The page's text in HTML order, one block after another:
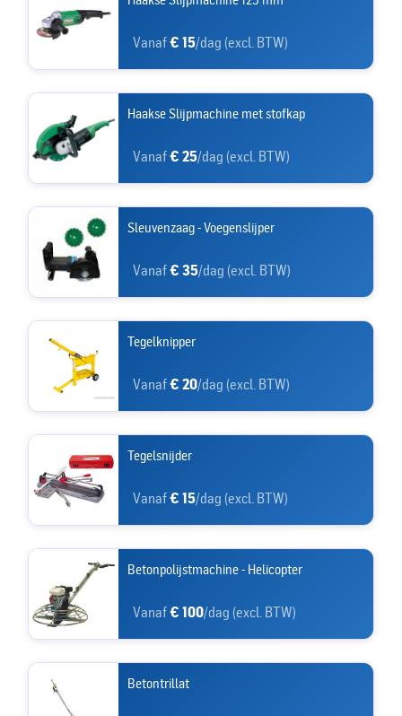
Vanaf€ 15/dag (excl. BTW)
Haakse Slijpmachine met stofkap
Vanaf€ 25/dag (excl. BTW)
Sleuvenzaag - Voegenslijper
Vanaf€ 35/dag (excl. BTW)
Tegelknipper
Vanaf€ 20/dag (excl. BTW)
Tegelsnijder
Vanaf€ 15/dag (excl. BTW)
Betonpolijstmachine - Helicopter
Vanaf€ 100/dag (excl. BTW)
Betontrillat